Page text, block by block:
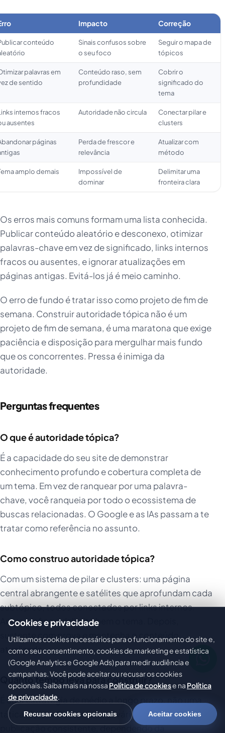
Impacto Correção
conteúdo
Sinais confusos sobre
o seu foco
Seguir o mapa de
tópicos
palavras em
de sentido
Conteúdo raso, sem
profundidade
Cobrir o
significado do
tema
internos fracos
ausentes
Autoridade não circula
Conectar pilar e
clusters
páginas
Perda de frescor e
relevância
Atualizar com
método
amplo demais
Impossível de
dominar
Delimitar uma
fronteira clara
Os erros mais comuns formam uma lista conhecida.
Publicar conteúdo aleatório e desconexo, otimizar
palavras-chave em vez de significado, links internos
fracos ou ausentes, e ignorar atualizações em
páginas antigas. Evitá-los já é meio caminho.
O erro de fundo é tratar isso como projeto de fim de
semana. Construir autoridade tópica não é um
projeto de fim de semana, é uma maratona que exige
paciência e disposição para mergulhar mais fundo
que os concorrentes. Pressa é inimiga da
autoridade.
Perguntas frequentes
O que é autoridade tópica?
É a capacidade do seu site de demonstrar
conhecimento profundo e cobertura completa de
um tema. Em vez de ranquear por uma palavra-
chave, você ranqueia por todo o ecossistema de
buscas relacionadas. O Google e as IAs passam a te
tratar como referência no assunto.
Como construo autoridade tópica?
Com um sistema de pilar e clusters: uma página
central abrangente e satélites que aprofundam cada
subtópico, todos conectados por links internos.
Antes, defina e delimite bem o tema. Depois,
sustente com prova e mantenha o conteúdo
atualizado.
Quanto tempo leva para construir?
É uma estratégia de médio a longo prazo, não uma
tática rápida. Costuma levar vários meses de
publicação consistente, dependendo da
Cookies e privacidade
Utilizamos cookies necessários para o funcionamento do site e,
com o seu consentimento, cookies de marketing e estatística
(Google Analytics e Google Ads) para medir audiência e
campanhas. Você pode aceitar ou recusar os cookies
opcionais. Saiba mais na nossa Política de cookiese na Política
de privacidade.
Recusar cookies opcionais Aceitar cookies